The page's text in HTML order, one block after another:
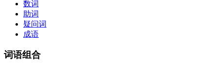
数词
助词
疑问词
成语
词语组合